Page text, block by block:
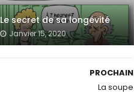
Le secret de sa longévité
Janvier 15, 2020
PROCHAIN
La soupe